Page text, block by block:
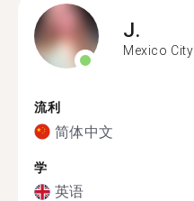
J.
Mexico City
流利
简体中文
学
英语